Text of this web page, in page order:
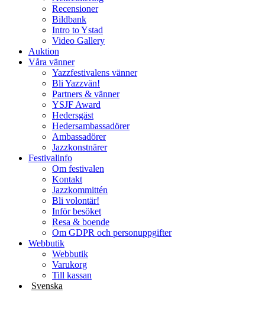
Recensioner
Bildbank
Intro to Ystad
Video Gallery
Auktion
Våra vänner
Yazzfestivalens vänner
Bli Yazzvän!
Partners & vänner
YSJF Award
Hedersgäst
Hedersambassadörer
Ambassadörer
Jazzkonstnärer
Festivalinfo
Om festivalen
Kontakt
Jazzkommittén
Bli volontär!
Inför besöket
Resa & boende
Om GDPR och personuppgifter
Webbutik
Webbutik
Varukorg
Till kassan
Svenska